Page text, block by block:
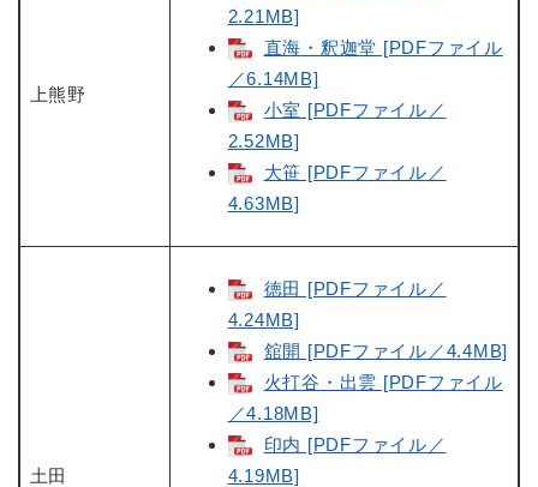
上熊野
2.21MB]
直海・釈迦堂 [PDFファイル
／6.14MB]
小室 [PDFファイル／
2.52MB]
大笹 [PDFファイル／
4.63MB]
土田
徳田 [PDFファイル／
4.24MB]
舘開 [PDFファイル／4.4MB]
火打谷・出雲 [PDFファイル
／4.18MB]
印内 [PDFファイル／
4.19MB]